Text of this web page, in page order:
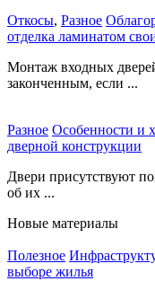
Откосы, Разное
отделка ламинатом
Монтаж входных
законченным, если ...
Разное Особенности и
дверной конструкции
Двери присутствуют
об их ...
Новые материалы
Полезное
выборе жилья